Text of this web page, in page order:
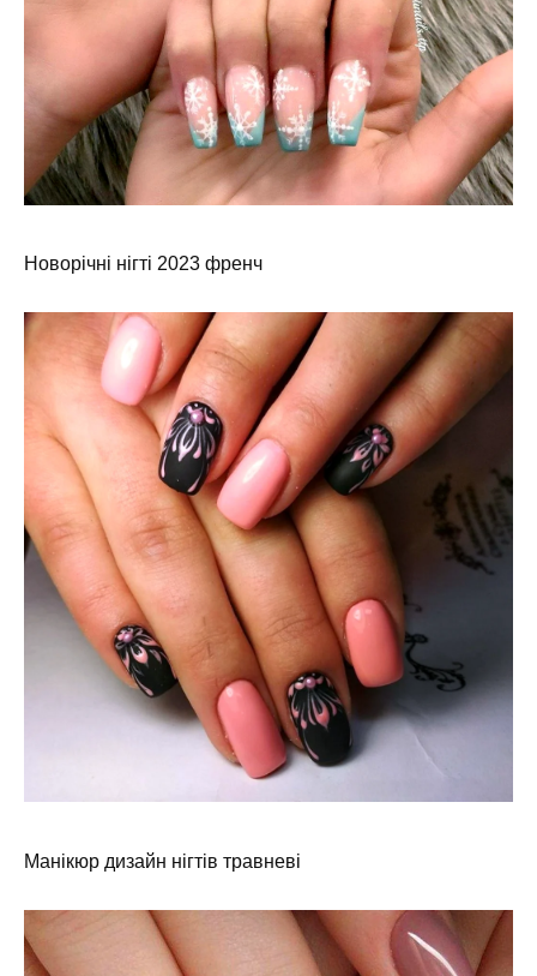
Новорічні нігті 2023 френч
Манікюр дизайн нігтів травневі